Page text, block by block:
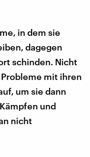
in dem sie
dagegen
schinden. Nicht
mit ihren
um sie dann
und
nicht